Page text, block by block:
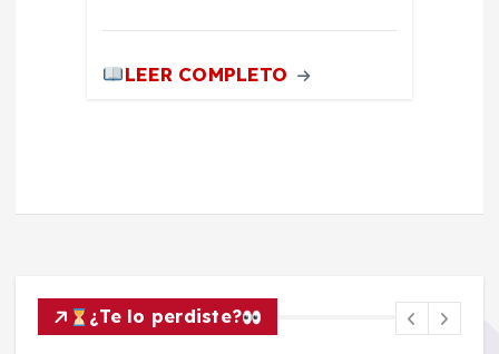
LEER COMPLETO
¿Te lo perdiste?